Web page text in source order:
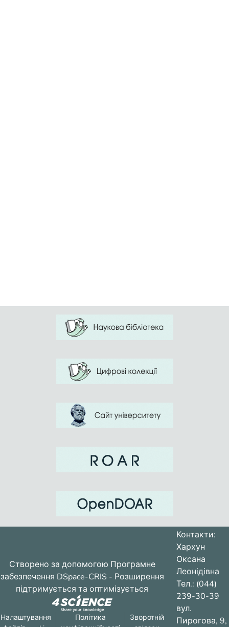
Створено за допомогою Програмне
забезпечення DSpace-CRIS - Розширення
підтримується та оптимізується
Налаштування
Політика
Зворотній
Контакти:
Хархун
Оксана
Леонідівна
Тел.: (044)
239-30-39
вул.
Пирогова, 9,